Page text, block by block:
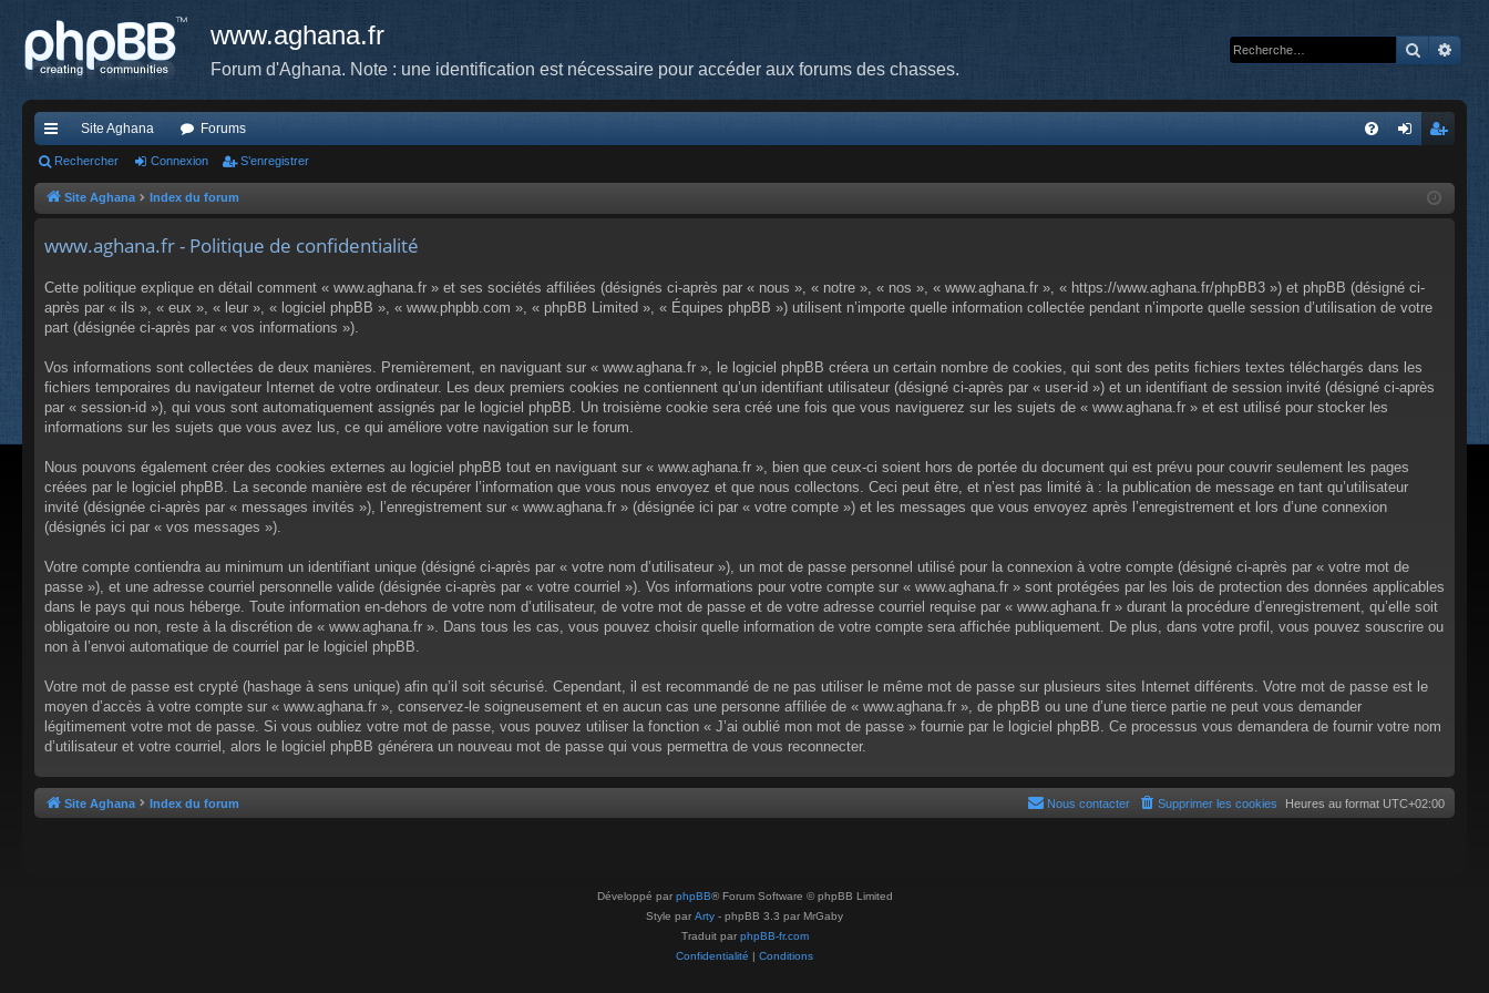
www.aghana.fr
Forum d'Aghana. Note : une identification est nécessaire pour accéder aux forums des chasses.
cc
ès
de
Site Aghana Forums
nr
Rechercher Connexion S’enregistrer
Site Aghana Index du forum
www.aghana.fr - Politique de confidentialité
Cette politique explique en détail comment « www.aghana.fr » et ses sociétés affiliées (désignés ci-après par « nous », « notre », « nos », « www.aghana.fr », « https://www.aghana.fr/phpBB3 ») et phpBB (désigné ci-
après par « ils », « eux », « leur », « logiciel phpBB », « www.phpbb.com », « phpBB Limited », « Équipes phpBB ») utilisent n’importe quelle information collectée pendant n’importe quelle session d’utilisation de votre
part (désignée ci-après par « vos informations »).
Vos informations sont collectées de deux manières. Premièrement, en naviguant sur « www.aghana.fr », le logiciel phpBB créera un certain nombre de cookies, qui sont des petits fichiers textes téléchargés dans les
fichiers temporaires du navigateur Internet de votre ordinateur. Les deux premiers cookies ne contiennent qu’un identifiant utilisateur (désigné ci-après par « user-id ») et un identifiant de session invité (désigné ci-après
par « session-id »), qui vous sont automatiquement assignés par le logiciel phpBB. Un troisième cookie sera créé une fois que vous naviguerez sur les sujets de « www.aghana.fr » et est utilisé pour stocker les
informations sur les sujets que vous avez lus, ce qui améliore votre navigation sur le forum.
Nous pouvons également créer des cookies externes au logiciel phpBB tout en naviguant sur « www.aghana.fr », bien que ceux-ci soient hors de portée du document qui est prévu pour couvrir seulement les pages
créées par le logiciel phpBB. La seconde manière est de récupérer l’information que vous nous envoyez et que nous collectons. Ceci peut être, et n’est pas limité à : la publication de message en tant qu’utilisateur
invité (désignée ci-après par « messages invités »), l’enregistrement sur « www.aghana.fr » (désignée ici par « votre compte ») et les messages que vous envoyez après l’enregistrement et lors d’une connexion
(désignés ici par « vos messages »).
Votre compte contiendra au minimum un identifiant unique (désigné ci-après par « votre nom d’utilisateur »), un mot de passe personnel utilisé pour la connexion à votre compte (désigné ci-après par « votre mot de
passe »), et une adresse courriel personnelle valide (désignée ci-après par « votre courriel »). Vos informations pour votre compte sur « www.aghana.fr » sont protégées par les lois de protection des données applicables
dans le pays qui nous héberge. Toute information en-dehors de votre nom d’utilisateur, de votre mot de passe et de votre adresse courriel requise par « www.aghana.fr » durant la procédure d’enregistrement, qu’elle soit
obligatoire ou non, reste à la discrétion de « www.aghana.fr ». Dans tous les cas, vous pouvez choisir quelle information de votre compte sera affichée publiquement. De plus, dans votre profil, vous pouvez souscrire ou
non à l’envoi automatique de courriel par le logiciel phpBB.
Votre mot de passe est crypté (hashage à sens unique) afin qu’il soit sécurisé. Cependant, il est recommandé de ne pas utiliser le même mot de passe sur plusieurs sites Internet différents. Votre mot de passe est le
moyen d’accès à votre compte sur « www.aghana.fr », conservez-le soigneusement et en aucun cas une personne affiliée de « www.aghana.fr », de phpBB ou une d’une tierce partie ne peut vous demander
légitimement votre mot de passe. Si vous oubliez votre mot de passe, vous pouvez utiliser la fonction « J’ai oublié mon mot de passe » fournie par le logiciel phpBB. Ce processus vous demandera de fournir votre nom
d’utilisateur et votre courriel, alors le logiciel phpBB générera un nouveau mot de passe qui vous permettra de vous reconnecter.
Site Aghana Index du forum Heures au format UTC+02:00
Supprimer les cookies
Nous contacter
Développé par phpBB® Forum Software © phpBB Limited
Style par Arty - phpBB 3.3 par MrGaby
Traduit par phpBB-fr.com
Confidentialité | Conditions